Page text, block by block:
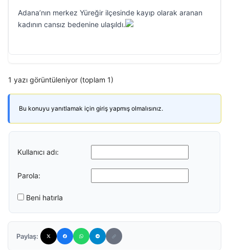
Adana’nın merkez Yüreğir ilçesinde kayıp olarak aranan
kadının cansız bedenine ulaşıldı.
1 yazı görüntüleniyor (toplam 1)
Bu konuyu yanıtlamak için giriş yapmış olmalısınız.
Kullanıcı adı:
Parola:
Beni hatırla
Paylaş: